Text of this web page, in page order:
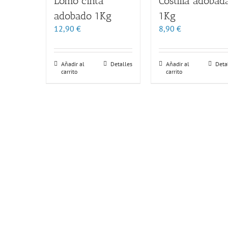
adobado 1Kg
12,90 €
Añadir al
carrito
Detalles
1Kg
8,90 €
Añadir al
carrito